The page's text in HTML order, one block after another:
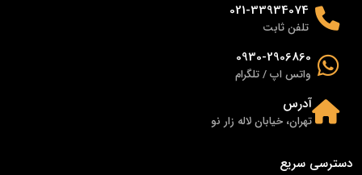
021-33934074
تلفن ثابت
0930-2906860
واتس اپ / تلگرام
آدرس
تهران، خیابان لاله زار نو
دسترسی سریع